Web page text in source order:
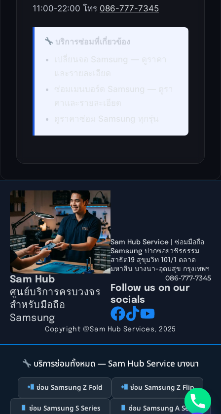
11:00-22:00 โทร 086-777-7345
บริการซ่อมที่เกี่ยวข้อง
Sam Hub
ศูนย์บริการครบวงจร
สำหรับมือถือ
Samsung
Follow us on our
socials
Sam Hub Service | ซ่อมมือถือ
Samsung ปากซอยวชิรธรรม
สาธิต19 สุขุมวิท 101/1 ตลาด
มหาสิน บางนา-อุดมสุข กรุงเทพฯ
086-777-7345
Copyright @Sam Hub Services, 2025
บริการซ่อมทั้งหมด — Sam Hub Service บางนา
ซ่อม Samsung Z Fold ซ่อม Samsung Z Flip
ซ่อม Samsung S Series ซ่อม Samsung A Series